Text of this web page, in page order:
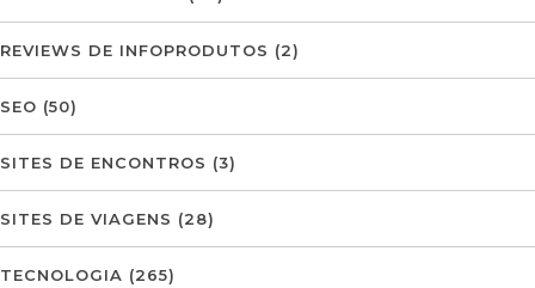
REVIEWS DE INFOPRODUTOS (2)
SEO (50)
SITES DE ENCONTROS (3)
SITES DE VIAGENS (28)
TECNOLOGIA (265)